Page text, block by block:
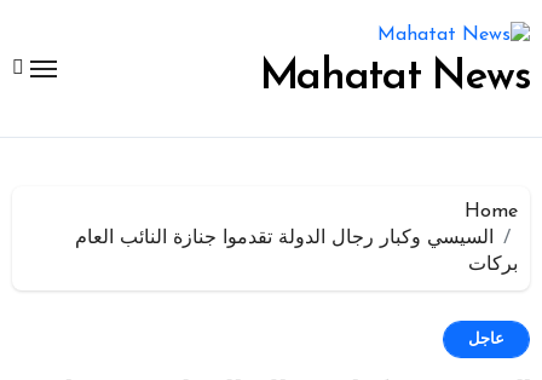
إلى
المحتوى
Mahatat News
Home
السيسي وكبار رجال الدولة تقدموا جنازة النائب العام
بركات
عاجل